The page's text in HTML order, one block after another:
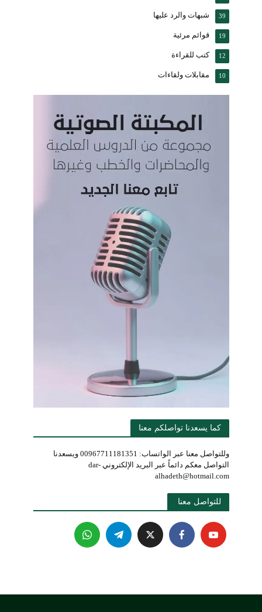
شبهات والرد عليها 39
قوائم مرئية 19
كتب للقراءة 12
مقابلات ولقاءات 10
كما يسعدنا تواصلكم معنا
وللتواصل معنا عبر الواتساب: 00967711181351 ويسعدنا
التواصل معكم دائماً عبر البريد الإلكتروني dar-
alhadeth@hotmail.com
للتواصل معنا